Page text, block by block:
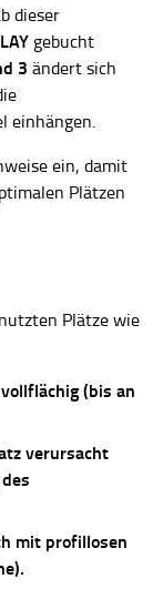
dieser
gebucht
3 ändert sich
einhängen.
ein, damit
Plätzen
Plätze wie
(bis an
verursacht
mit profillosen